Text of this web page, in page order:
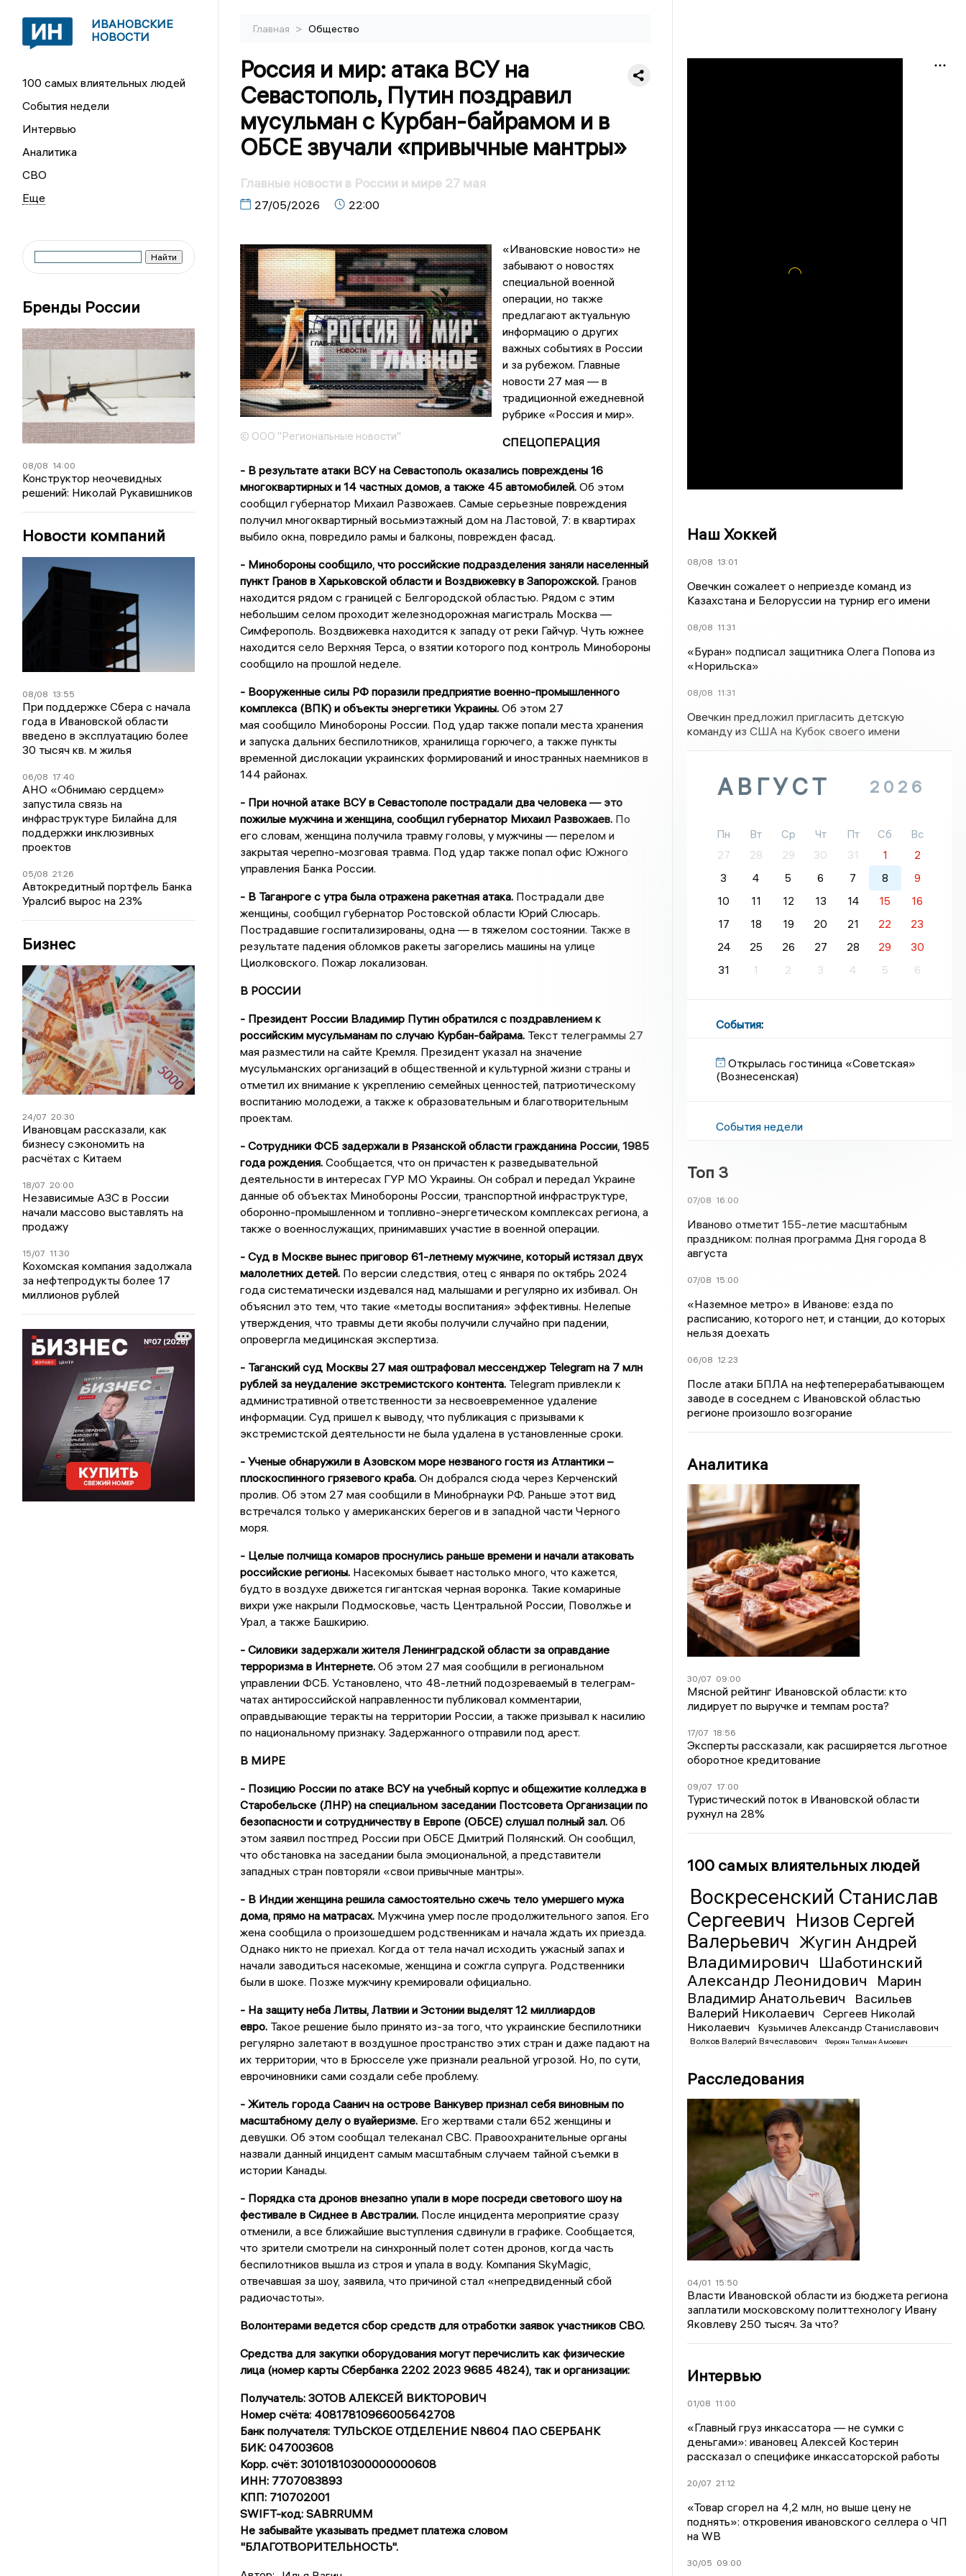
ИВАНОВСКИЕ
НОВОСТИ
100 самых влиятельных людей
События недели
Интервью
Аналитика
СВО
Бренды России
08/08 14:00
Конструктор неочевидных
решений: Николай Рукавишников
Новости компаний
08/08 13:55
При поддержке Сбера с начала
года в Ивановской области
введено в эксплуатацию более
30 тысяч кв. м жилья
06/08 17:40
АНО «Обнимаю сердцем»
запустила связь на
инфраструктуре Билайна для
поддержки инклюзивных
проектов
05/08 21:26
Автокредитный портфель Банка
Уралсиб вырос на 23%
Бизнес
24/07 20:30
Ивановцам рассказали, как
бизнесу сэкономить на
расчётах с Китаем
18/07 20:00
Независимые АЗС в России
начали массово выставлять на
продажу
15/07 11:30
Кохомская компания задолжала
за нефтепродукты более 17
миллионов рублей
Главная > Общество
Россия и мир: атака ВСУ на
Севастополь, Путин поздравил
мусульман с Курбан-байрамом и в
ОБСЕ звучали «привычные мантры»
Главные новости в России и мире 27 мая
27/05/2026 22:00
© ООО "Региональные новости"
«Ивановские новости» не
забывают о новостях
специальной военной
операции, но также
предлагают актуальную
информацию о других
важных событиях в России
и за рубежом. Главные
новости 27 мая — в
традиционной ежедневной
рубрике «Россия и мир».
СПЕЦОПЕРАЦИЯ
- В результате атаки ВСУ на Севастополь оказались повреждены 16
многоквартирных и 14 частных домов, а также 45 автомобилей.Об этом
сообщил губернатор Михаил Развожаев. Самые серьезные повреждения
получил многоквартирный восьмиэтажный дом на Ластовой, 7: в квартирах
выбило окна, повредило рамы и балконы, поврежден фасад.
- Минобороны сообщило, что российские подразделения заняли населенный
пункт Гранов в Харьковской области и Воздвижевку в Запорожской.Гранов
находится рядом с границей с Белгородской областью. Рядом с этим
небольшим селом проходит железнодорожная магистраль Москва —
Симферополь. Воздвижевка находится к западу от реки Гайчур. Чуть южнее
находится село Верхняя Терса, о взятии которого под контроль Минобороны
сообщило на прошлой неделе.
- Вооруженные силы РФ поразили предприятие военно-промышленного
комплекса (ВПК) и объекты энергетики Украины.Об этом 27
мая сообщило Минобороны России. Под удар также попали места хранения
и запуска дальних беспилотников, хранилища горючего, а также пункты
временной дислокации украинских формирований и иностранных наемников в
144 районах.
- При ночной атаке ВСУ в Севастополе пострадали два человека — это
пожилые мужчина и женщина, сообщил губернатор Михаил Развожаев.По
его словам, женщина получила травму головы, у мужчины — перелом и
закрытая черепно-мозговая травма. Под удар также попал офис Южного
управления Банка России.
- В Таганроге с утра была отражена ракетная атака.Пострадали две
женщины, сообщил губернатор Ростовской области Юрий Слюсарь.
Пострадавшие госпитализированы, одна — в тяжелом состоянии. Также в
результате падения обломков ракеты загорелись машины на улице
Циолковского. Пожар локализован.
В РОССИИ
- Президент России Владимир Путин обратился с поздравлением к
российским мусульманам по случаю Курбан-байрама.Текст телеграммы 27
мая разместили на сайте Кремля. Президент указал на значение
мусульманских организаций в общественной и культурной жизни страны и
отметил их внимание к укреплению семейных ценностей, патриотическому
воспитанию молодежи, а также к образовательным и благотворительным
проектам.
- Сотрудники ФСБ задержали в Рязанской области гражданина России, 1985
года рождения.Сообщается, что он причастен к разведывательной
деятельности в интересах ГУР МО Украины. Он собрал и передал Украине
данные об объектах Минобороны России, транспортной инфраструктуре,
оборонно-промышленном и топливно-энергетическом комплексах региона, а
также о военнослужащих, принимавших участие в военной операции.
- Суд в Москве вынес приговор 61-летнему мужчине, который истязал двух
малолетних детей.По версии следствия, отец с января по октябрь 2024
года систематически издевался над малышами и регулярно их избивал. Он
объяснил это тем, что такие «методы воспитания» эффективны. Нелепые
утверждения, что травмы дети якобы получили случайно при падении,
опровергла медицинская экспертиза.
- Таганский суд Москвы 27 мая оштрафовал мессенджер Telegram на 7 млн
рублей за неудаление экстремистского контента.Telegram привлекли к
административной ответственности за несвоевременное удаление
информации. Суд пришел к выводу, что публикация с призывами к
экстремистской деятельности не была удалена в установленные сроки.
- Ученые обнаружили в Азовском море незваного гостя из Атлантики –
плоскоспинного грязевого краба.Он добрался сюда через Керченский
пролив. Об этом 27 мая сообщили в Минобрнауки РФ. Раньше этот вид
встречался только у американских берегов и в западной части Черного
моря.
- Целые полчища комаров проснулись раньше времени и начали атаковать
российские регионы.Насекомых бывает настолько много, что кажется,
будто в воздухе движется гигантская черная воронка. Такие комариные
вихри уже накрыли Подмосковье, часть Центральной России, Поволжье и
Урал, а также Башкирию.
- Силовики задержали жителя Ленинградской области за оправдание
терроризма в Интернете.Об этом 27 мая сообщили в региональном
управлении ФСБ. Установлено, что 48-летний подозреваемый в телеграм-
чатах антироссийской направленности публиковал комментарии,
оправдывающие теракты на территории России, а также призывал к насилию
по национальному признаку. Задержанного отправили под арест.
В МИРЕ
- Позицию России по атаке ВСУ на учебный корпус и общежитие колледжа в
Старобельске (ЛНР) на специальном заседании Постсовета Организации по
безопасности и сотрудничеству в Европе (ОБСЕ) слушал полный зал.Об
этом заявил постпред России при ОБСЕ Дмитрий Полянский. Он сообщил,
что обстановка на заседании была эмоциональной, а представители
западных стран повторяли «свои привычные мантры».
- В Индии женщина решила самостоятельно сжечь тело умершего мужа
дома, прямо на матрасах.Мужчина умер после продолжительного запоя. Его
жена сообщила о произошедшем родственникам и начала ждать их приезда.
Однако никто не приехал. Когда от тела начал исходить ужасный запах и
начали заводиться насекомые, женщина и сожгла супруга. Родственники
были в шоке. Позже мужчину кремировали официально.
- На защиту неба Литвы, Латвии и Эстонии выделят 12 миллиардов
евро.Такое решение было принято из-за того, что украинские беспилотники
регулярно залетают в воздушное пространство этих стран и даже падают на
их территории, что в Брюсселе уже признали реальной угрозой. Но, по сути,
еврочиновники сами создали себе проблему.
- Житель города Саанич на острове Ванкувер признал себя виновным по
масштабному делу о вуайеризме.Его жертвами стали 652 женщины и
девушки. Об этом сообщал телеканал CBC. Правоохранительные органы
назвали данный инцидент самым масштабным случаем тайной съемки в
истории Канады.
- Порядка ста дронов внезапно упали в море посреди светового шоу на
фестивале в Сиднее в Австралии.После инцидента мероприятие сразу
отменили, а все ближайшие выступления сдвинули в графике. Сообщается,
что зрители смотрели на синхронный полет сотен дронов, когда часть
беспилотников вышла из строя и упала в воду. Компания SkyMagic,
отвечавшая за шоу, заявила, что причиной стал «непредвиденный сбой
радиочастоты».
Волонтерами ведется сбор средств для отработки заявок участников СВО.
Средства для закупки оборудования могут перечислить как физические
лица (номер карты Сбербанка 2202 2023 9685 4824), так и организации:
Получатель: ЗОТОВ АЛЕКСЕЙ ВИКТОРОВИЧ
Номер счёта: 40817810966005642708
Банк получателя: ТУЛЬСКОЕ ОТДЕЛЕНИЕ N8604 ПАО СБЕРБАНК
БИК: 047003608
Корр. счёт: 30101810300000000608
ИНН: 7707083893
КПП: 710702001
SWIFT-код: SABRRUMM
Не забывайте указывать предмет платежа словом
"БЛАГОТВОРИТЕЛЬНОСТЬ".
Наш Хоккей
08/08 13:01
Овечкин сожалеет о неприезде команд из
Казахстана и Белоруссии на турнир его имени
08/08 11:31
«Буран» подписал защитника Олега Попова из
«Норильска»
08/08 11:31
Овечкин предложил пригласить детскую
команду из США на Кубок своего имени
АВГУСТ 2026
Пн Вт Ср Чт Пт Сб
Вс
27
28 29 30 31 1
2
3
4 5 6 7 8
9
10
11 12 13 14 15
16
17
18 19 20 21 22
23
24
25 26 27 28 29
30
31
1 2 3 4 5 6
События:
Открылась гостиница «Советская»
(Вознесенская)
События недели
Топ 3
07/08 16:00
Иваново отметит 155-летие масштабным
праздником: полная программа Дня города 8
августа
07/08 15:00
«Наземное метро» в Иванове: езда по
расписанию, которого нет, и станции, до которых
нельзя доехать
06/08 12:23
После атаки БПЛА на нефтеперерабатывающем
заводе в соседнем с Ивановской областью
регионе произошло возгорание
Аналитика
30/07 09:00
Мясной рейтинг Ивановской области: кто
лидирует по выручке и темпам роста?
17/07 18:56
Эксперты рассказали, как расширяется льготное
оборотное кредитование
09/07 17:00
Туристический поток в Ивановской области
рухнул на 28%
100 самых влиятельных людей
Воскресенский Станислав
Сергеевич Низов Сергей
Валерьевич Жугин Андрей
Владимирович
Шаботинский
Александр Леонидович
Марин
Владимир Анатольевич
Васильев
Валерий Николаевич
Сергеев Николай
Николаевич
Кузьмичев Александр Станиславович
Волков Валерий Вячеславович Фероян Телман Амоевич
Расследования
04/01 15:50
Власти Ивановской области из бюджета региона
заплатили московскому политтехнологу Ивану
Яковлеву 250 тысяч. За что?
Интервью
01/08 11:00
«Главный груз инкассатора — не сумки с
деньгами»: ивановец Алексей Костерин
рассказал о специфике инкассаторской работы
20/07 21:12
«Товар сгорел на 4,2 млн, но выше цену не
поднять»: откровения ивановского селлера о ЧП
на WB
30/05 09:00